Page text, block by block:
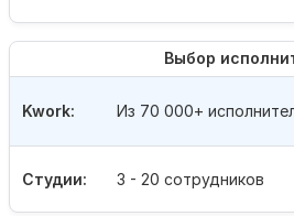
Выбор
Студии: 3 - 20 сотрудников
Kwork: Из 70 000+